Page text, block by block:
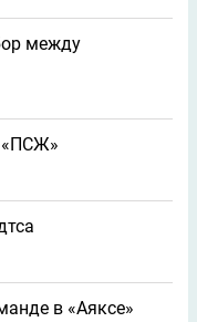
между
«ПСЖ»
в «Аяксе»